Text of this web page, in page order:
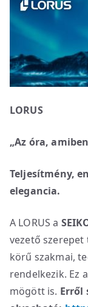
LORUS
„Az óra,
Teljesítmény,
elegancia.
A LORUS a
vezető szerepet
körű szakmai,
rendelkezik. Ez
mögött is. Erről